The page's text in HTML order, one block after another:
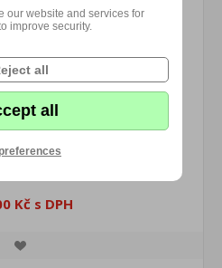
záhonu 1 x 0,25 m dřevo
Kč s DPH
our website and services for
improve security.
all
all